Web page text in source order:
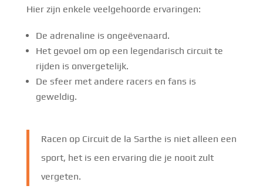
Hier zijn enkele veelgehoorde ervaringen:
De adrenaline is ongeëvenaard.
Het gevoel om op een legendarisch circuit te
rijden is onvergetelijk.
De sfeer met andere racers en fans is
geweldig.
Racen op Circuit de la Sarthe is niet alleen een
sport, het is een ervaring die je nooit zult
vergeten.